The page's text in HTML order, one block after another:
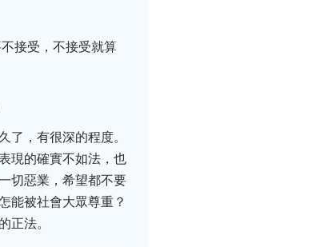
接受，不接受就算
了，有很深的程度。
現的確實不如法，也
切惡業，希望都不要
能被社會大眾尊重？
正法。